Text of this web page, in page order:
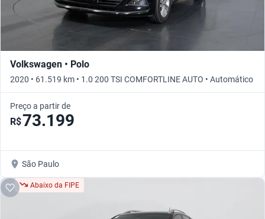
Volkswagen • Polo
2020 • 61.519 km • 1.0 200 TSI COMFORTLINE AUTO • Automático
Preço a partir de
R$73.199
São Paulo
Abaixo da FIPE